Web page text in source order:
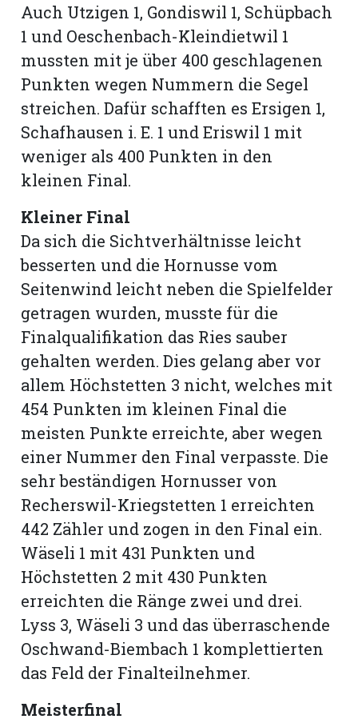
Auch Utzigen 1, Gondiswil 1, Schüpbach
1 und Oeschenbach-Kleindietwil 1
mussten mit je über 400 geschlagenen
Punkten wegen Nummern die Segel
streichen. Dafür schafften es Ersigen 1,
Schafhausen i. E. 1 und Eriswil 1 mit
weniger als 400 Punkten in den
kleinen Final.
Kleiner Final
Da sich die Sichtverhältnisse leicht
besserten und die Hornusse vom
Seitenwind leicht neben die Spielfelder
getragen wurden, musste für die
Finalqualifikation das Ries sauber
gehalten werden. Dies gelang aber vor
allem Höchstetten 3 nicht, welches mit
454 Punkten im kleinen Final die
meisten Punkte erreichte, aber wegen
einer Nummer den Final verpasste. Die
sehr beständigen Hornusser von
Recherswil-Kriegstetten 1 erreichten
442 Zähler und zogen in den Final ein.
Wäseli 1 mit 431 Punkten und
Höchstetten 2 mit 430 Punkten
erreichten die Ränge zwei und drei.
Lyss 3, Wäseli 3 und das überraschende
Oschwand-Biembach 1 komplettierten
das Feld der Finalteilnehmer.
Meisterfinal